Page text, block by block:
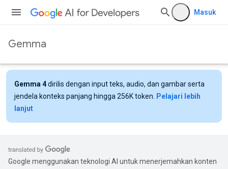
Masuk
Gemma
Gemma 4dirilis dengan input teks, audio, dan gambar serta
jendela konteks panjang hingga 256K token.
Pelajari lebih
lanjut
Google menggunakan teknologi AI untuk menerjemahkan konten